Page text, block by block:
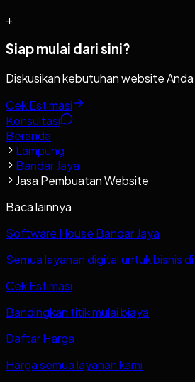
+
Siap mulai dari sini?
Diskusikan kebutuhan website
Cek Estimasi
Konsultasi
Beranda
Lampung
Bandar Jaya
Jasa Pembuatan Website
Baca lainnya
Software House Bandar Jaya
Semua layanan digital untuk bisnis di
Cek Estimasi
Bandingkan titik mulai biaya
Daftar Harga
Harga semua layanan kami